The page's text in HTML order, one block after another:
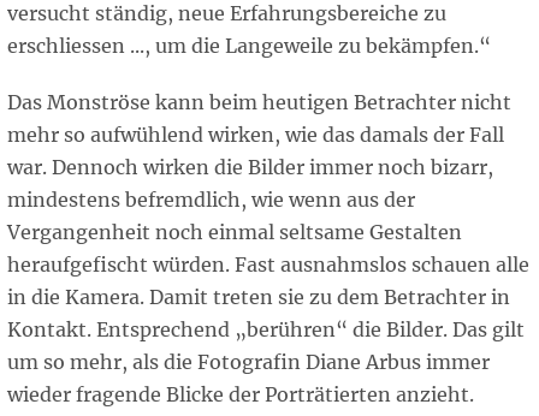
versucht ständig, neue Erfahrungsbereiche zu
erschliessen ..., um die Langeweile zu bekämpfen.“
Das Monströse kann beim heutigen Betrachter nicht
mehr so aufwühlend wirken, wie das damals der Fall
war. Dennoch wirken die Bilder immer noch bizarr,
mindestens befremdlich, wie wenn aus der
Vergangenheit noch einmal seltsame Gestalten
heraufgefischt würden. Fast ausnahmslos schauen alle
in die Kamera. Damit treten sie zu dem Betrachter in
Kontakt. Entsprechend „berühren“ die Bilder. Das gilt
um so mehr, als die Fotografin Diane Arbus immer
wieder fragende Blicke der Porträtierten anzieht.